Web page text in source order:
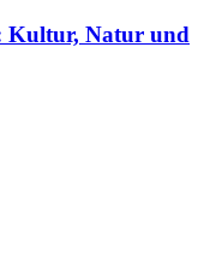
Kultur, Natur und